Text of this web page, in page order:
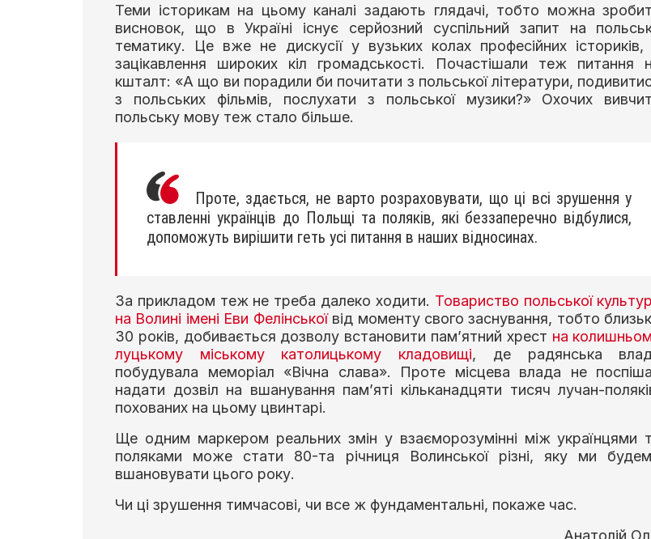
Теми історикам на цьому каналі задають глядачі, тобто можна
висновок, що в Україні існує серйозний суспільний запит на
тематику. Це вже не дискусії у вузьких колах професійних істориків,
зацікавлення широких кіл громадськості. Почастішали теж питання
кшталт: «А що ви порадили би почитати з польської літератури,
з польських фільмів, послухати з польської музики?» Охочих
польську мову теж стало більше.
Проте, здається, не варто розраховувати, що ці всі зрушення у
ставленні українців до Польщі та поляків, які беззаперечно відбулися,
допоможуть вирішити геть усі питання в наших відносинах.
За прикладом теж не треба далеко ходити. Товариство польської
на Волині імені Еви Фелінськоївід моменту свого заснування, тобто
30 років, добивається дозволу встановити пам’ятний хрест на
луцькому міському католицькому кладовищі, де радянська
побудувала меморіал «Вічна слава». Проте місцева влада не
надати дозвіл на вшанування пам’яті кільканадцяти тисяч лучан-
похованих на цьому цвинтарі.
Ще одним маркером реальних змін у взаєморозумінні між українцями
поляками може стати 80-та річниця Волинської різні, яку ми
вшановувати цього року.
Чи ці зрушення тимчасові, чи все ж фундаментальні, покаже час.
Анатолій